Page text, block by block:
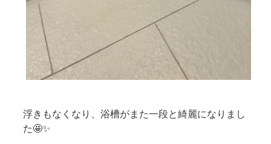
浮きもなくなり、浴槽がまた一段と綺麗になりまし
た🤩✨